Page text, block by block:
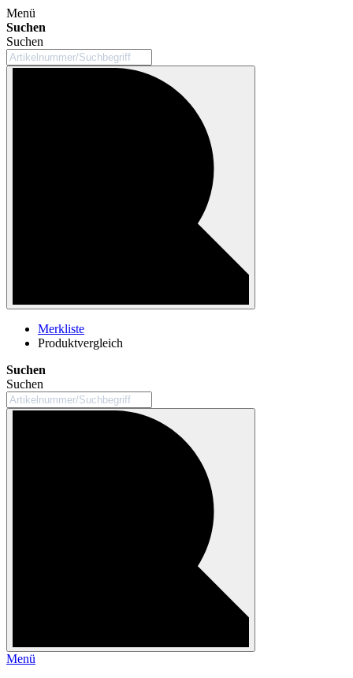
Menü
Suchen
Suchen
Merkliste
Produktvergleich
Suchen
Suchen
Menü